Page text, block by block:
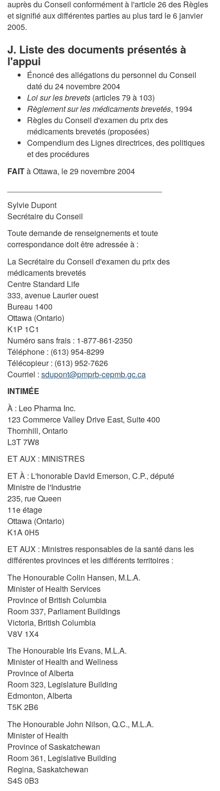
auprès du Conseil conformément à l'article 26 des Règles
et signifié aux différentes parties au plus tard le 6 janvier
2005.
J. Liste des documents présentés à
l'appui
Énoncé des allégations du personnel du Conseil
daté du 24 novembre 2004
Loi sur les brevets (articles 79 à 103)
Règlement sur les médicaments brevetés, 1994
Règles du Conseil d'examen du prix des
médicaments brevetés (proposées)
Compendium des Lignes directrices, des politiques
et des procédures
FAITà Ottawa, le 29 novembre 2004
Sylvie Dupont
Secrétaire du Conseil
Toute demande de renseignements et toute
correspondance doit être adressée à :
La Secrétaire du Conseil d'examen du prix des
médicaments brevetés
Centre Standard Life
333, avenue Laurier ouest
Bureau 1400
Ottawa (Ontario)
K1P 1C1
Numéro sans frais : 1-877-861-2350
Téléphone : (613) 954-8299
Télécopieur : (613) 952-7626
Courriel : sdupont@pmprb-cepmb.gc.ca
INTIMÉE
À : Leo Pharma Inc.
123 Commerce Valley Drive East, Suite 400
Thornhill, Ontario
L3T 7W8
ET AUX : MINISTRES
ET À : L'honorable David Emerson, C.P., député
Ministre de l'Industrie
235, rue Queen
11e étage
Ottawa (Ontario)
K1A 0H5
ET AUX : Ministres responsables de la santé dans les
différentes provinces et les différents territoires :
The Honourable Colin Hansen, M.L.A.
Minister of Health Services
Province of British Columbia
Room 337, Parliament Buildings
Victoria, British Columbia
V8V 1X4
The Honourable Iris Evans, M.L.A.
Minister of Health and Wellness
Province of Alberta
Room 323, Legislature Building
Edmonton, Alberta
T5K 2B6
The Honourable John Nilson, Q.C., M.L.A.
Minister of Health
Province of Saskatchewan
Room 361, Legislative Building
Regina, Saskatchewan
S4S 0B3